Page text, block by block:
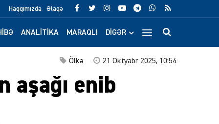
Haqqımızda Əlaqə
ANALITIKA MARAQLI DIGƏR
21 Oktyabr 2025, 10:54
Ölkə
aşağı enib